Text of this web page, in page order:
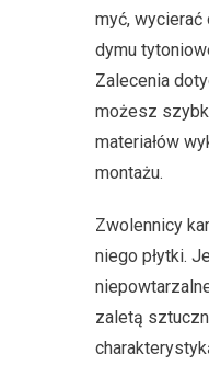
myć, wycierać
dymu
Zalecenia
możesz
materiałów
montażu.
Zwolennicy
niego płytki.
zaletą